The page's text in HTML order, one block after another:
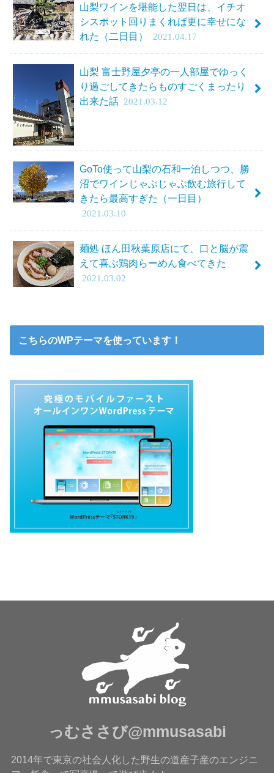
山梨ワインを堪能した翌日は、イチオ
シスポット回りまくれば更に幸せにな
れた（二日目）
2021.04.17
山梨 富士野屋夕亭の一人部屋でゆっく
り過ごしてきたらものすごくまったり
出来た話 2021.03.12
GoTo使って山梨の石和一泊しつつ、勝
沼でワインじゃぶじゃぶ飲む旅行して
きたら最高すぎた（一日目）
2021.03.10
麺処 ほん田秋葉原店にて、口と脳が震
えて喜ぶ鶏肉らーめん食べてきた
2021.03.02
こちらのWPテーマを使っています！
っむささび@mmusasabi
2014年で東京の社会人化した野生の道産子産のエンジニ